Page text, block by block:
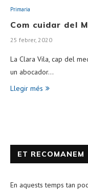
Primaria
Com cuidar del
25 febrer, 2020
La Clara Vila, cap del
un abocador…
Llegir més
ET RECOMANEM
En aquests temps tan